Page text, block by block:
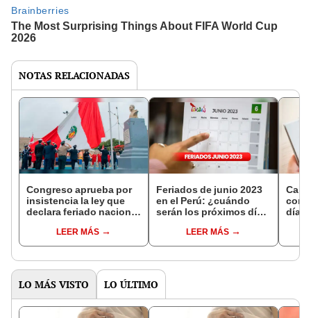
NOTAS RELACIONADAS
Congreso aprueba por
insistencia la ley que
declara feriado nacional
LEER MÁS
Feriados de junio 2023
en el Perú: ¿cuándo
serán los próximos días
de este mes?
LEER MÁS
días
LO MÁS VISTO LO ÚLTIMO